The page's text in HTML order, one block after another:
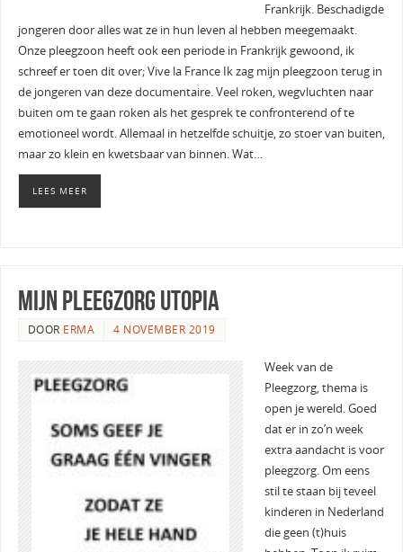
Frankrijk. Beschadigde
jongeren door alles wat ze in hun leven al hebben meegemaakt.
Onze pleegzoon heeft ook een periode in Frankrijk gewoond, ik
schreef er toen dit over; Vive la France Ik zag mijn pleegzoon terug in
de jongeren van deze documentaire. Veel roken, wegvluchten naar
buiten om te gaan roken als het gesprek te confronterend of te
emotioneel wordt. Allemaal in hetzelfde schuitje, zo stoer van buiten,
maar zo klein en kwetsbaar van binnen. Wat…
LEES MEER
mijn pleegzorg utopia
DOOR ERMA 4 NOVEMBER 2019
Week van de
Pleegzorg, thema is
open je wereld. Goed
dat er in zo’n week
extra aandacht is voor
pleegzorg. Om eens
stil te staan bij teveel
kinderen in Nederland
die geen (t)huis